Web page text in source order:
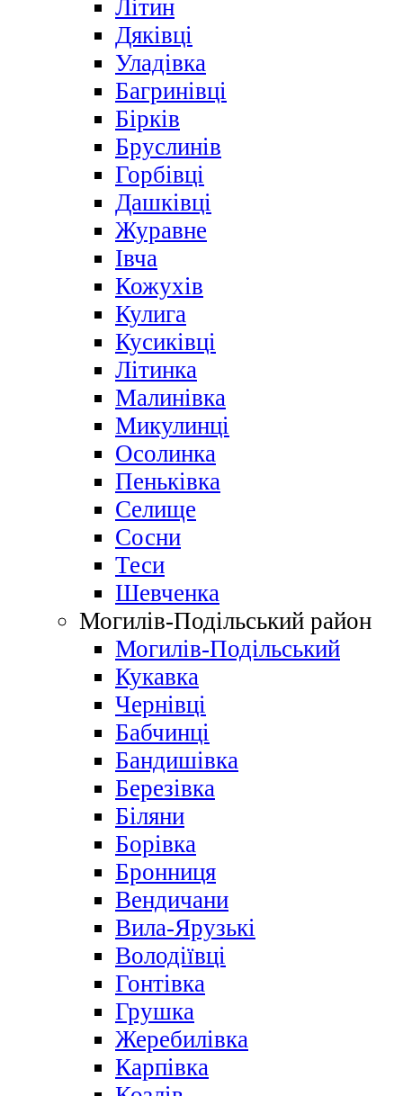
Літин
Дяківці
Уладівка
Багринівці
Бірків
Бруслинів
Горбівці
Дашківці
Журавне
Івча
Кожухів
Кулига
Кусиківці
Літинка
Малинівка
Микулинці
Осолинка
Пеньківка
Селище
Сосни
Теси
Шевченка
Могилів-Подільський район
Могилів-Подільський
Кукавка
Чернівці
Бабчинці
Бандишівка
Березівка
Біляни
Борівка
Бронниця
Вендичани
Вила-Ярузькі
Володіївці
Гонтівка
Грушка
Жеребилівка
Карпівка